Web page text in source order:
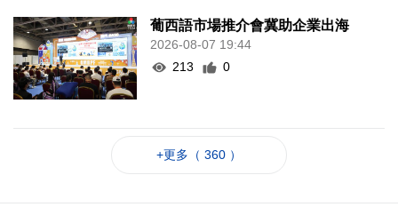
葡西語市場推介會冀助企業出海
2026-08-07 19:44
213
0
+更多（ 360 ）